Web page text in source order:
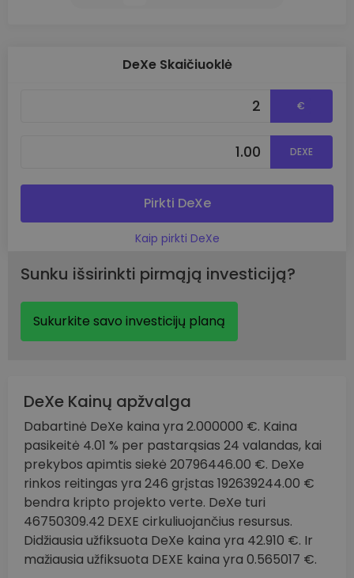
DeXe Skaičiuoklė
€
DEXE
Pirkti DeXe
Kaip pirkti DeXe
Sunku išsirinkti pirmąją investiciją?
Sukurkite savo investicijų planą
DeXe Kainų apžvalga
Dabartinė DeXe kaina yra 2.000000 €. Kaina
pasikeitė 4.01 % per pastarąsias 24 valandas, kai
prekybos apimtis siekė 20796446.00 €. DeXe
rinkos reitingas yra 246 grįstas 192639244.00 €
bendra kripto projekto verte. DeXe turi
46750309.42 DEXE cirkuliuojančius resursus.
Didžiausia užfiksuota DeXe kaina yra 42.910 €. Ir
mažiausia užfiksuota DEXE kaina yra 0.565017 €.